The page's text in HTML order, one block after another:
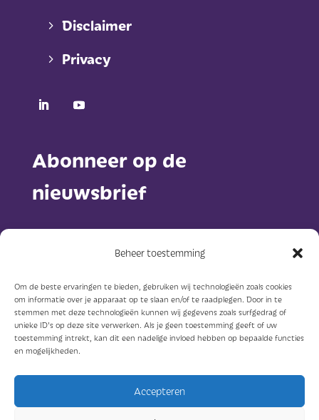
Beheer toestemming
Om de beste ervaringen te bieden, gebruiken wij technologieën zoals cookies
om informatie over je apparaat op te slaan en/of te raadplegen. Door in te
stemmen met deze technologieën kunnen wij gegevens zoals surfgedrag of
unieke ID's op deze site verwerken. Als je geen toestemming geeft of uw
toestemming intrekt, kan dit een nadelige invloed hebben op bepaalde functies
en mogelijkheden.
Accepteren
Disclaimer
Privacy
Abonneer op de
nieuwsbrief
Abonneer
© Sterkzorg 2023